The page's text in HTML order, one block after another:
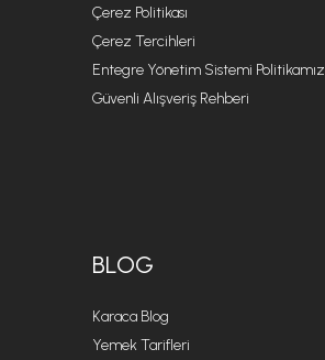
Çerez Politikası
Çerez Tercihleri
Entegre Yönetim Sistemi Politikamız
Güvenli Alışveriş Rehberi
BLOG
Karaca Blog
Yemek Tarifleri